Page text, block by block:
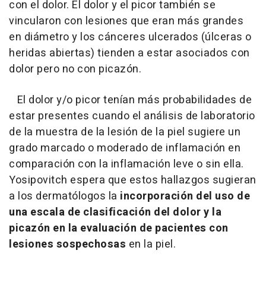
con el dolor. El dolor y el picor también se
vincularon con lesiones que eran más grandes
en diámetro y los cánceres ulcerados (úlceras o
heridas abiertas) tienden a estar asociados con
dolor pero no con picazón.
El dolor y/o picor tenían más probabilidades de
estar presentes cuando el análisis de laboratorio
de la muestra de la lesión de la piel sugiere un
grado marcado o moderado de inflamación en
comparación con la inflamación leve o sin ella.
Yosipovitch espera que estos hallazgos sugieran
a los dermatólogos la incorporación del uso de
una escala de clasificación del dolor y la
picazón en la evaluación de pacientes con
lesiones sospechosas en la piel.